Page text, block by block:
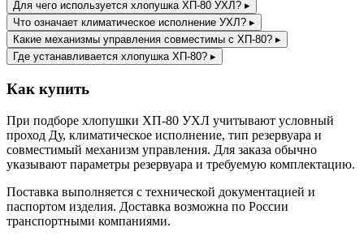
Для чего используется хлопушка ХП-80 УХЛ? ▸
Что означает климатическое исполнение УХЛ? ▸
Какие механизмы управления совместимы с ХП-80? ▸
Где устанавливается хлопушка ХП-80? ▸
Как купить
При подборе хлопушки ХП-80 УХЛ учитывают условный
проход Ду, климатическое исполнение, тип резервуара и
совместимый механизм управления. Для заказа обычно
указывают параметры резервуара и требуемую комплектацию.
Поставка выполняется с технической документацией и
паспортом изделия. Доставка возможна по России
транспортными компаниями.